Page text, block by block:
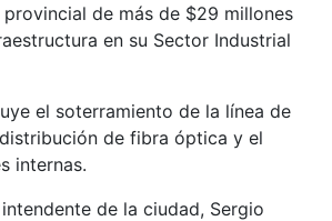
de más de $29 millones
en su Sector Industrial
el soterramiento de la línea de
de fibra óptica y el
internas.
de la ciudad, Sergio